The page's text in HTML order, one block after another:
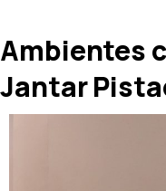
Ambientes
Jantar